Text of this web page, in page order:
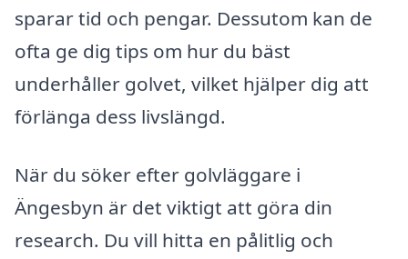
sparar tid och pengar. Dessutom kan de
ofta ge dig tips om hur du bäst
underhåller golvet, vilket hjälper dig att
förlänga dess livslängd.
När du söker efter golvläggare i
Ängesbyn är det viktigt att göra din
research. Du vill hitta en pålitlig och